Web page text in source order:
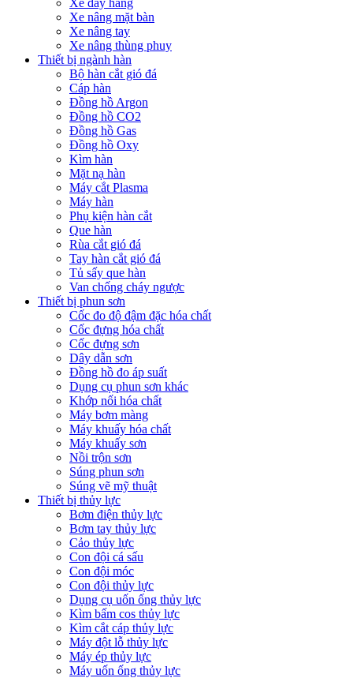
Xe nâng mặt bàn
Xe nâng tay
Xe nâng thùng phuy
Thiết bị ngành hàn
Bộ hàn cắt gió đá
Cáp hàn
Đồng hồ Argon
Đồng hồ CO2
Đồng hồ Gas
Đồng hồ Oxy
Kìm hàn
Mặt nạ hàn
Máy cắt Plasma
Máy hàn
Phụ kiện hàn cắt
Que hàn
Rùa cắt gió đá
Tay hàn cắt gió đá
Tủ sấy que hàn
Van chống cháy ngược
Thiết bị phun sơn
Cốc đo độ đậm đặc hóa chất
Cốc đựng hóa chất
Cốc đựng sơn
Dây dẫn sơn
Đồng hồ đo áp suất
Dụng cụ phun sơn khác
Khớp nối hóa chất
Máy bơm màng
Máy khuấy hóa chất
Máy khuấy sơn
Nồi trộn sơn
Súng phun sơn
Súng vẽ mỹ thuật
Thiết bị thủy lực
Bơm điện thủy lực
Bơm tay thủy lực
Cảo thủy lực
Con đội cá sấu
Con đội móc
Con đội thủy lực
Dụng cụ uốn ống thủy lực
Kìm bấm cos thủy lực
Kìm cắt cáp thủy lực
Máy đột lỗ thủy lực
Máy ép thủy lực
Máy uốn ống thủy lực